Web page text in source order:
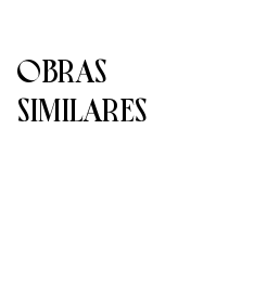
OBRAS
SIMILARES